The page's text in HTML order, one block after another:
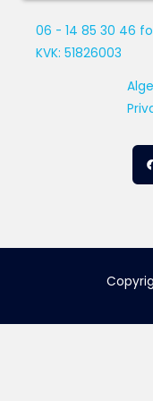
06 - 14 85 30 46
KVK: 51826003